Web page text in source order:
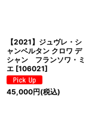
【2021】ジュヴレ・シ
ャンベルタン クロワ デ
シャン フランソワ・ミ
エ [106021]
45,000円(税込)